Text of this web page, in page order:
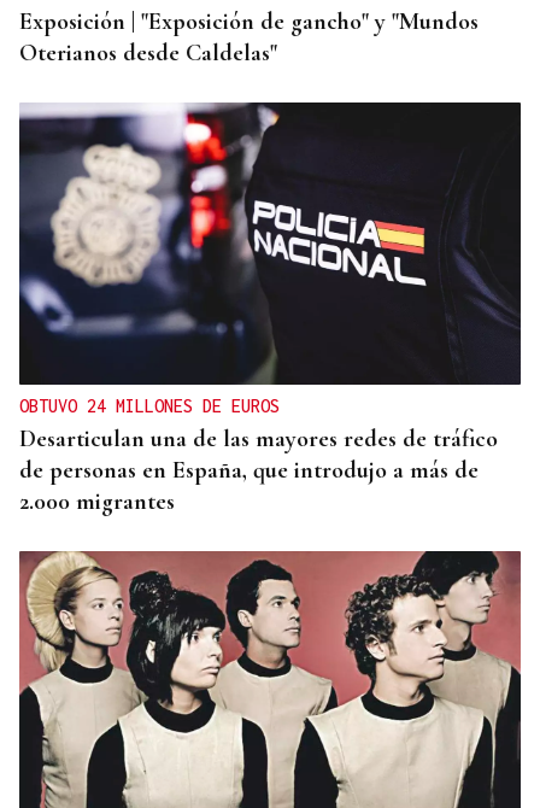
Exposición | "Exposición de gancho" y "Mundos
Oterianos desde Caldelas"
OBTUVO 24 MILLONES DE EUROS
Desarticulan una de las mayores redes de tráfico
de personas en España, que introdujo a más de
2.000 migrantes